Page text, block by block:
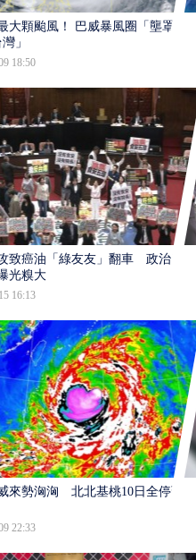
大顆颱風！ 巴威暴風圈「壟罩4
」
18:50
致癌油「綠友友」翻車 政治獻
光糗大
16:13
來勢洶洶 北北基桃10日全停班
22:33